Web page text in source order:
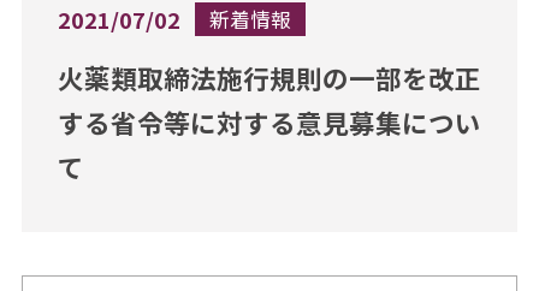
2021/07/02 新着情報
火薬類取締法施行規則の一部を改正
する省令等に対する意見募集につい
て